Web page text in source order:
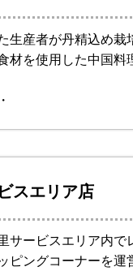
生産者が丹精込め栽
材を使用した中国料
スエリア店
サービスエリア内で
ピングコーナーを運